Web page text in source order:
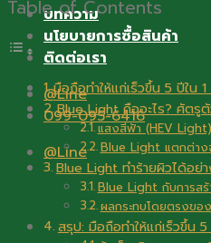
บทความ
นโยบายการซื้อสินค้า
ติดต่อเรา
@Line
099-095-6416
@Line
Table of Contents
มือถือทำให้แก่เร็วขึ้น 5 ปีใน
Blue Light คืออะไร? ศัตรู
แสงสีฟ้า (HEV Light)
Blue Light แตกต่าง
Blue Light ทำร้ายผิวได้อย่
Blue Light กับการสร้
ผลกระทบโดยตรงขอ
สรุป: มือถือทำให้แก่เร็วขึ้น